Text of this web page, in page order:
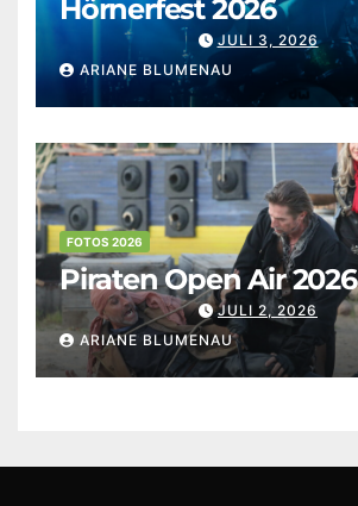
Hörnerfest 2026
JULI 3, 2026
ARIANE BLUMENAU
FOTOS 2026
Piraten Open Air 2026
JULI 2, 2026
ARIANE BLUMENAU